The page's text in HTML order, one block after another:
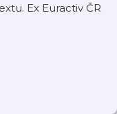
Ex Euractiv ČR